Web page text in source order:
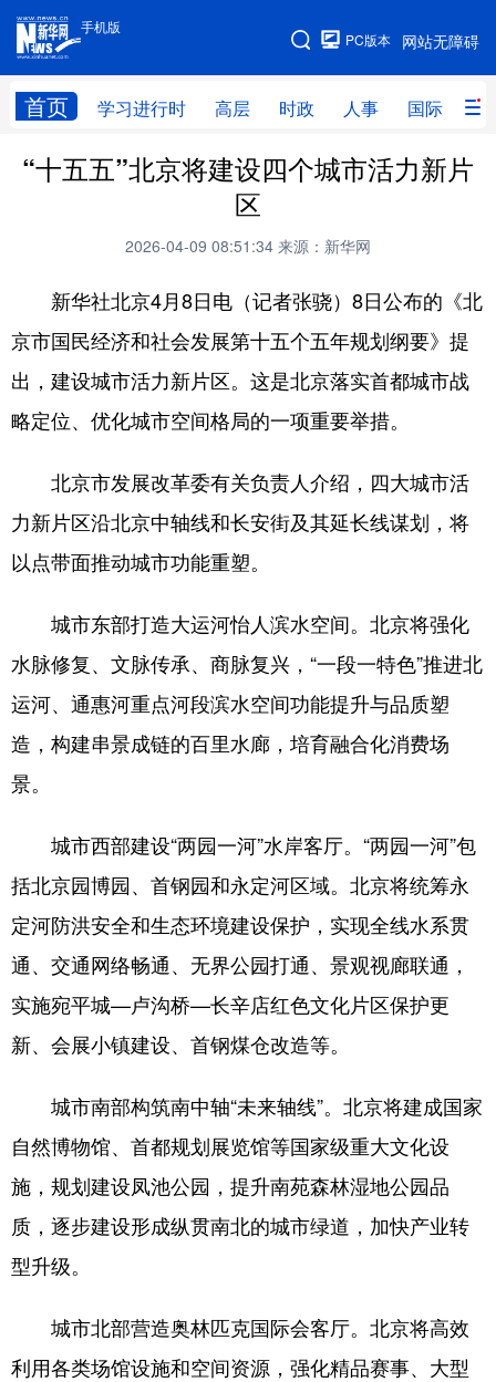
手机版
网站无障碍
PC版本
首页 学习进行时 高层 时政 人事 国际 财
手机版
网站地图
学习进行时 高层 时政 人事
思客智库 全球连线
科技 科普 体育 文化
健康 军事 访谈 视频
中央文件 金融
溯源中国 城市 旅游 能源
会展 彩票 娱乐 时尚
亚太网 上市公司 投教基地
地方频道
浙江 安徽 福建 江西
广东 海南 重庆
四川 贵州 云南 西藏
陕西 甘肃 青海
多语种频道
English Español Français عربى
Deutsch Português
“十五五”北京将建设四个城市活力新片
区
2026-04-09 08:51:34 来源：新华网
新华社北京4月8日电（记者张骁）8日公布的《北
京市国民经济和社会发展第十五个五年规划纲要》提
出，建设城市活力新片区。这是北京落实首都城市战
略定位、优化城市空间格局的一项重要举措。
北京市发展改革委有关负责人介绍，四大城市活
力新片区沿北京中轴线和长安街及其延长线谋划，将
以点带面推动城市功能重塑。
城市东部打造大运河怡人滨水空间。北京将强化
水脉修复、文脉传承、商脉复兴，“一段一特色”推进北
运河、通惠河重点河段滨水空间功能提升与品质塑
造，构建串景成链的百里水廊，培育融合化消费场
景。
城市西部建设“两园一河”水岸客厅。“两园一河”包
括北京园博园、首钢园和永定河区域。北京将统筹永
定河防洪安全和生态环境建设保护，实现全线水系贯
通、交通网络畅通、无界公园打通、景观视廊联通，
实施宛平城—卢沟桥—长辛店红色文化片区保护更
新、会展小镇建设、首钢煤仓改造等。
城市南部构筑南中轴“未来轴线”。北京将建成国家
自然博物馆、首都规划展览馆等国家级重大文化设
施，规划建设凤池公园，提升南苑森林湿地公园品
质，逐步建设形成纵贯南北的城市绿道，加快产业转
型升级。
城市北部营造奥林匹克国际会客厅。北京将高效
利用各类场馆设施和空间资源，强化精品赛事、大型